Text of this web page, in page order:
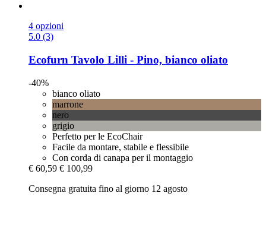
4 opzioni
5.0 (3)
Ecofurn Tavolo Lilli -​ Pino, bianco oliato
-40%
bianco oliato
marrone
nero
grigio
Perfetto per le EcoChair
Facile da montare, stabile e flessibile
Con corda di canapa per il montaggio
€ 60,59 € 100,99
Consegna gratuita fino al giorno 12 agosto